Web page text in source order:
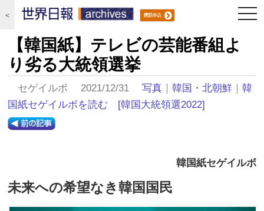
＜
【韓国紙】テレビの芸能番組よ
り劣る大統領選挙
セゲイルボ 2021/12/31写真 ｜韓国・北朝鮮 ｜韓
国紙セゲイルボを読む
[韓国大統領選2022]
韓国紙セゲイルボ
未来への希望なき韓国国民